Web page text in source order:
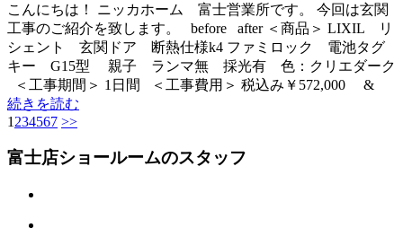
こんにちは！ ニッカホーム 富士営業所です。 今回は玄関
工事のご紹介を致します。 before after ＜商品＞ LIXIL リ
シェント 玄関ドア 断熱仕様k4 ファミロック 電池タグ
キー G15型 親子 ランマ無 採光有 色：クリエダーク
＜工事期間＞ 1日間 ＜工事費用＞ 税込み￥572,000 &
続きを読む
1 234567 >>
富士店ショールームのスタッフ